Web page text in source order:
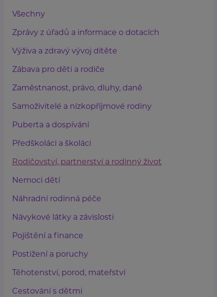
Všechny
Zprávy z úřadů a informace o dotacích
Výživa a zdravý vývoj dítěte
Zábava pro děti a rodiče
Zaměstnanost, právo, dluhy, daně
Samoživitelé a nízkopříjmové rodiny
Puberta a dospívání
Předškoláci a školáci
Rodičovství, partnerství a rodinný život
Nemoci dětí
Náhradní rodinná péče
Návykové látky a závislosti
Pojištění a finance
Postižení a poruchy
Těhotenství, porod, mateřství
Cestování s dětmi